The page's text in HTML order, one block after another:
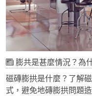
膨共是甚麼情況？為
磁磚膨拱是什麼？了解
式，避免地磚膨拱問題